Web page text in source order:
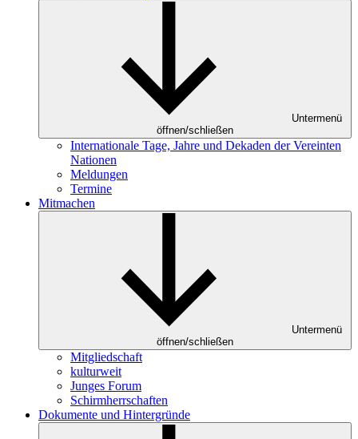
Untermenü
öffnen/schließen
Internationale Tage, Jahre und Dekaden der Vereinten
Nationen
Meldungen
Termine
Mitmachen
Untermenü
öffnen/schließen
Mitgliedschaft
kulturweit
Junges Forum
Schirmherrschaften
Dokumente und Hintergründe